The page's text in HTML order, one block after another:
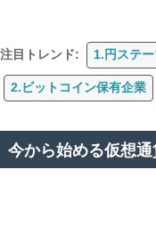
注目トレンド: 1.円ステー
2.ビットコイン保有企業
今から始める仮想